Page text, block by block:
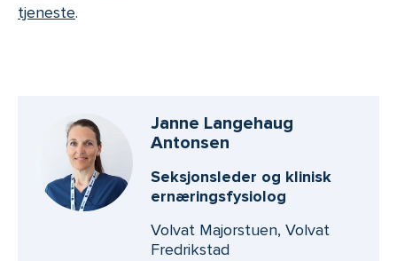
tjeneste.
Janne Langehaug
Antonsen
Seksjonsleder og klinisk
ernæringsfysiolog
Volvat Majorstuen, Volvat
Fredrikstad